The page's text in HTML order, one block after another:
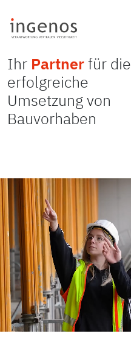
Skip
content
Ihr Partnerfür die
erfolgreiche
Umsetzung von
Bauvorhaben